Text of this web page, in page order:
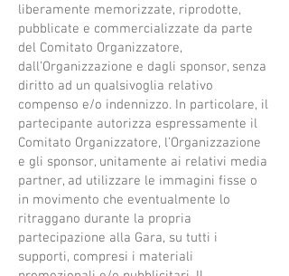
liberamente memorizzate, riprodotte,
pubblicate e commercializzate da parte
del Comitato Organizzatore,
dall’Organizzazione e dagli sponsor, senza
diritto ad un qualsivoglia relativo
compenso e/o indennizzo. In particolare, il
partecipante autorizza espressamente il
Comitato Organizzatore, l’Organizzazione
e gli sponsor, unitamente ai relativi media
partner, ad utilizzare le immagini fisse o
in movimento che eventualmente lo
ritraggano durante la propria
partecipazione alla Gara, su tutti i
supporti, compresi i materiali